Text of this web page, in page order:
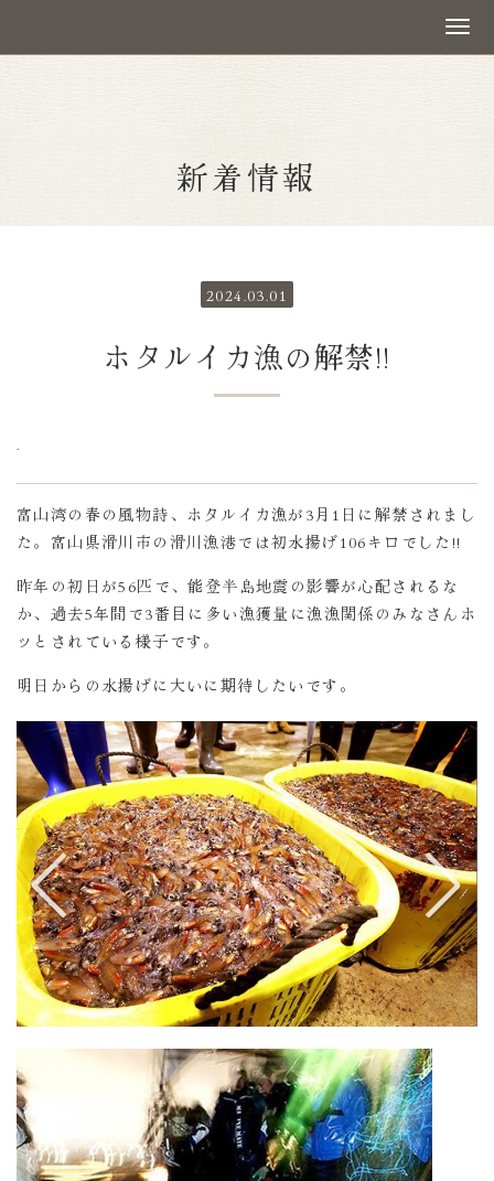
新着情報
2024.03.01
ホタルイカ漁の解禁!!
.
富山湾の春の風物詩、ホタルイカ漁が3月1日に解禁されまし
た。富山県滑川市の滑川漁港では初水揚げ106キロでした!!
昨年の初日が56匹で、能登半島地震の影響が心配されるな
か、過去5年間で3番目に多い漁獲量に漁漁関係のみなさんホ
ッとされている様子です。
明日からの水揚げに大いに期待したいです。